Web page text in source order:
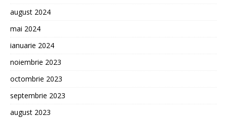
august 2024
mai 2024
ianuarie 2024
noiembrie 2023
octombrie 2023
septembrie 2023
august 2023